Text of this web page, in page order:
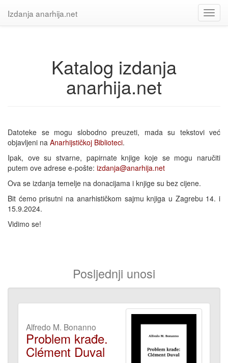
Izdanja anarhija.net
Katalog izdanja
anarhija.net
Datoteke se mogu slobodno preuzeti, mada su tekstovi već
objavljeni na Anarhijstičkoj Biblioteci.
Ipak, ove su stvarne, papirnate knjige koje se mogu naručiti
putem ove adrese e-pošte: izdanja@anarhija.net
Ova se izdanja temelje na donacijama i knjige su bez cijene.
Bit ćemo prisutni na anarhističkom sajmu knjiga u Zagrebu 14. i
15.9.2024.
Vidimo se!
Posljednji unosi
Alfredo M. Bonanno
Problem krađe.
Clément Duval